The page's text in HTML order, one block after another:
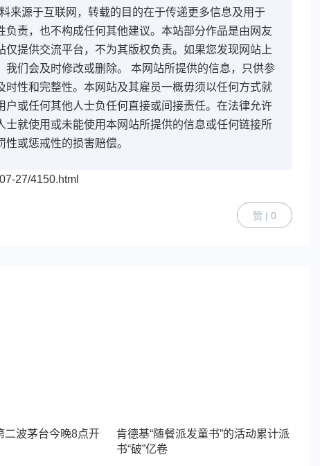
来源于互联网，转载的目的在于传递更多信息及用于
责，也不构成任何其他建议。本站部分作品是由网友
提供交流平台，不为其版权负责。如果您发现网站上
们会及时修改或删除。 本网站所提供的信息，只供参
性和完整性。本网站及其雇员一概毋须以任何方式就
或任何其他人士负任何直接或间接责任。在法律允许
就使用或未能使用本网站所提供的信息或任何链接所
或惩戒性的损害赔偿。
27/4150.html
赞 | 0
二波茅台今晚8点开
肯德基“随餐派发童书”的活动累计派
书“破”亿卷